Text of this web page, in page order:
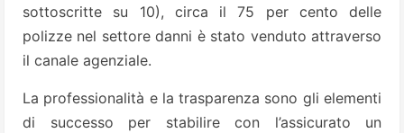
sottoscritte su 10), circa il 75 per cento delle
polizze nel settore danni è stato venduto attraverso
il canale agenziale.
La professionalità e la trasparenza sono gli elementi
di successo per stabilire con l’assicurato un